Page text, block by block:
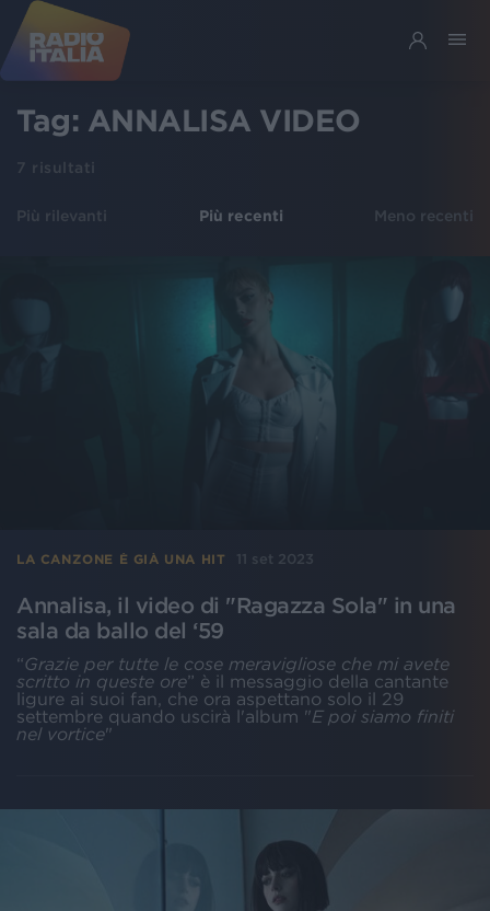
Tag: ANNALISA VIDEO
7 risultati
Più rilevanti Più recenti Meno recenti
LA CANZONE È GIÀ UNA HIT 11 set 2023
Annalisa, il video di "Ragazza Sola" in una
sala da ballo del ‘59
“Grazie per tutte le cose meravigliose che mi avete
scritto in queste ore” è il messaggio della cantante
ligure ai suoi fan, che ora aspettano solo il 29
settembre quando uscirà l'album "E poi siamo finiti
nel vortice"